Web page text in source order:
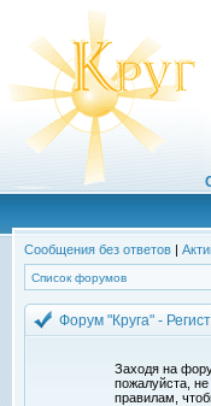
Сообщения без ответов |
Список форумов
Форум "Круга" -
Заходя на
пожалуйста,
правилам,